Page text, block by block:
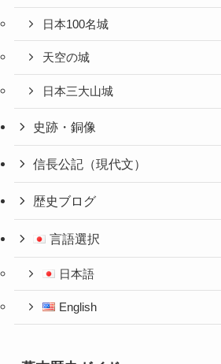
日本100名城
天空の城
日本三大山城
史跡・銅像
信長公記（現代文）
歴史ブログ
言語選択
日本語
English